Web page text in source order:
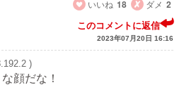
いいね 18 ダメ 2
このコメントに返信
2023年07月20日 16:16
)
顔だな！